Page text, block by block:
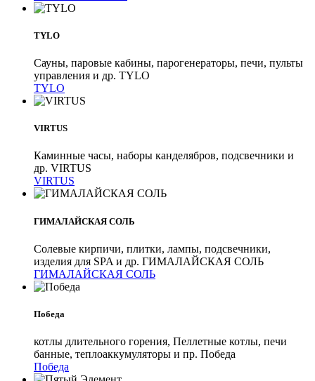
TYLO
Сауны, паровые кабины, парогенераторы, печи, пульты
управления и др. TYLO
TYLO
VIRTUS
Каминные часы, наборы канделябров, подсвечники и
др. VIRTUS
VIRTUS
ГИМАЛАЙСКАЯ СОЛЬ
Солевые кирпичи, плитки, лампы, подсвечники,
изделия для SPA и др. ГИМАЛАЙСКАЯ СОЛЬ
ГИМАЛАЙСКАЯ СОЛЬ
Победа
котлы длительного горения, Пеллетные котлы, печи
банные, теплоаккумуляторы и пр. Победа
Победа